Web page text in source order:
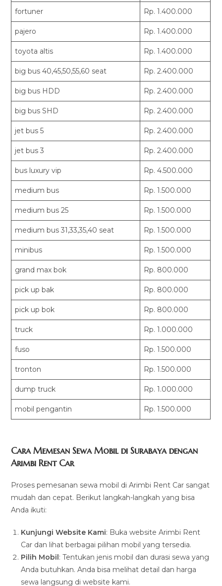
fortuner Rp. 1.400.000
pajero Rp. 1.400.000
toyota altis Rp. 1.400.000
big bus 40,45,50,55,60 seat Rp. 2.400.000
big bus HDD Rp. 2.400.000
big bus SHD Rp. 2.400.000
jet bus 5 Rp. 2.400.000
jet bus 3 Rp. 2.400.000
bus luxury vip Rp. 4.500.000
medium bus Rp. 1.500.000
medium bus 25 Rp. 1.500.000
medium bus 31,33,35,40 seat Rp. 1.500.000
minibus Rp. 1.500.000
grand max bok Rp. 800.000
pick up bak Rp. 800.000
pick up bok Rp. 800.000
truck Rp. 1.000.000
fuso Rp. 1.500.000
tronton Rp. 1.500.000
dump truck Rp. 1.000.000
mobil pengantin Rp. 1.500.000
Cara Memesan Sewa Mobil di Surabaya dengan
Arimbi Rent Car
Proses pemesanan sewa mobil di Arimbi Rent Car sangat
mudah dan cepat. Berikut langkah-langkah yang bisa
Anda ikuti:
Kunjungi Website Kami: Buka website Arimbi Rent
Car dan lihat berbagai pilihan mobil yang tersedia.
Pilih Mobil : Tentukan jenis mobil dan durasi sewa yang
Anda butuhkan. Anda bisa melihat detail dan harga
sewa langsung di website kami.